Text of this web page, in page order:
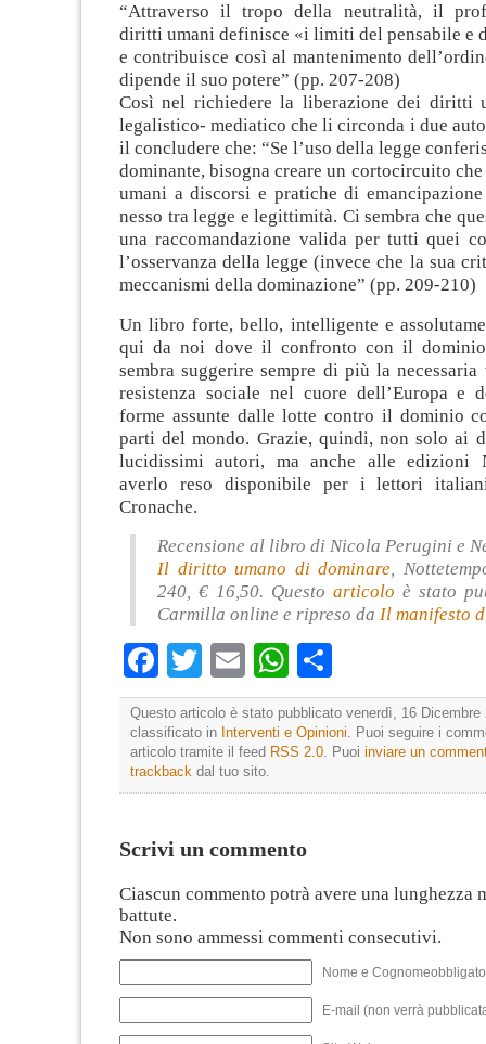
“Attraverso il tropo della neutralità, il
diritti umani definisce «i limiti del pensabile e
e contribuisce così al mantenimento
dipende il suo potere” (pp. 207-208)
Così nel richiedere la liberazione dei diritti
legalistico- mediatico che li circonda i due
il concludere che: “Se l’uso della legge
dominante, bisogna creare un cortocircuito
umani a discorsi e pratiche di
nesso tra legge e legittimità. Ci sembra che
una raccomandazione valida per tutti quei
l’osservanza della legge (invece che la sua
meccanismi della dominazione” (pp. 209-210)
Un libro forte, bello, intelligente e
qui da noi dove il confronto con il dominio
sembra suggerire sempre di più la
resistenza sociale nel cuore dell’Europa e
forme assunte dalle lotte contro il dominio
parti del mondo. Grazie, quindi, non solo ai
lucidissimi autori, ma anche alle edizioni
averlo reso disponibile per i lettori
Cronache.
Recensione al libro di Nicola Perugini e
Il diritto umano di dominare,
240, € 16,50. Questo articolo è stato
Carmilla online e ripreso da Il manifesto
Facebook
TwitterEmailWhatsApp
Questo articolo è stato pubblicato venerdì, 16 Dicembre
classificato in Interventi e Opinioni . Puoi seguire i
articolo tramite il feed RSS 2.0 . Puoi inviare un
trackback dal tuo sito.
Scrivi un commento
Ciascun commento potrà avere una lunghezza
battute.
Non sono ammessi commenti consecutivi.
Nome e
E-mail (non verrà